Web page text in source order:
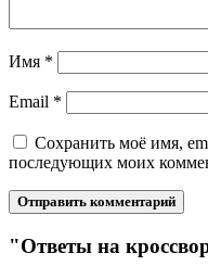
Имя *
Email *
Сохранить моё имя,
последующих моих
"Ответы на